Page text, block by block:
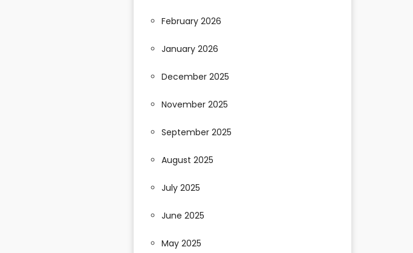
February 2026
January 2026
December 2025
November 2025
September 2025
August 2025
July 2025
June 2025
May 2025